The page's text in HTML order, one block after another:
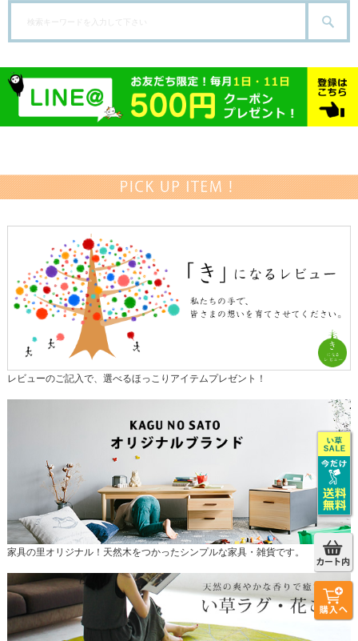
レビューのご記入で、選べるほっこりアイテムプレゼント！
家具の里オリジナル！天然木をつかったシンプルな家具・雑貨です。